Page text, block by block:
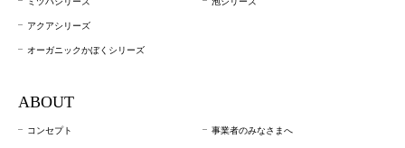
アクアシリーズ
オーガニックかぼくシリーズ
ABOUT
コンセプト 事業者のみなさまへ